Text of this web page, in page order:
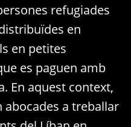
refugiades
en
en petites
es paguen amb
En aquest context,
abocades a treballar